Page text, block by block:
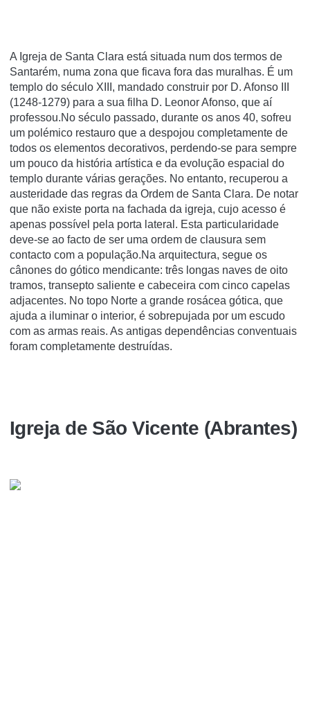
A Igreja de Santa Clara está situada num dos termos de
Santarém, numa zona que ficava fora das muralhas. É um
templo do século XIII, mandado construir por D. Afonso III
(1248-1279) para a sua filha D. Leonor Afonso, que aí
professou.No século passado, durante os anos 40, sofreu
um polémico restauro que a despojou completamente de
todos os elementos decorativos, perdendo-se para sempre
um pouco da história artística e da evolução espacial do
templo durante várias gerações. No entanto, recuperou a
austeridade das regras da Ordem de Santa Clara. De notar
que não existe porta na fachada da igreja, cujo acesso é
apenas possível pela porta lateral. Esta particularidade
deve-se ao facto de ser uma ordem de clausura sem
contacto com a população.Na arquitectura, segue os
cânones do gótico mendicante: três longas naves de oito
tramos, transepto saliente e cabeceira com cinco capelas
adjacentes. No topo Norte a grande rosácea gótica, que
ajuda a iluminar o interior, é sobrepujada por um escudo
com as armas reais. As antigas dependências conventuais
foram completamente destruídas.
Igreja de São Vicente (Abrantes)